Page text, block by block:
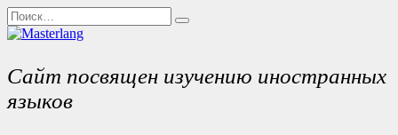
Перейти
к
содержанию
Search
for:
Сайт посвящен изучению иностранных
языков